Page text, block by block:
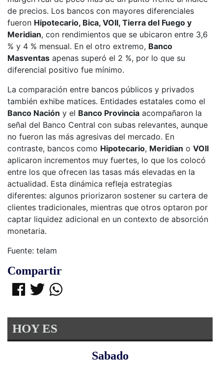
de precios. Los bancos con mayores diferenciales
fueron Hipotecario, Bica, VOII, Tierra del Fuego y
Meridian, con rendimientos que se ubicaron entre 3,6
% y 4 % mensual. En el otro extremo, Banco
Masventas apenas superó el 2 %, por lo que su
diferencial positivo fue mínimo.
La comparación entre bancos públicos y privados
también exhibe matices. Entidades estatales como el
Banco Nación y el Banco Provincia acompañaron la
señal del Banco Central con subas relevantes, aunque
no fueron las más agresivas del mercado. En
contraste, bancos como Hipotecario, Meridian o VOII
aplicaron incrementos muy fuertes, lo que los colocó
entre los que ofrecen las tasas más elevadas en la
actualidad. Esta dinámica refleja estrategias
diferentes: algunos priorizaron sostener su cartera de
clientes tradicionales, mientras que otros optaron por
captar liquidez adicional en un contexto de absorción
monetaria.
Fuente: telam
Compartir
HOY ES
Sabado